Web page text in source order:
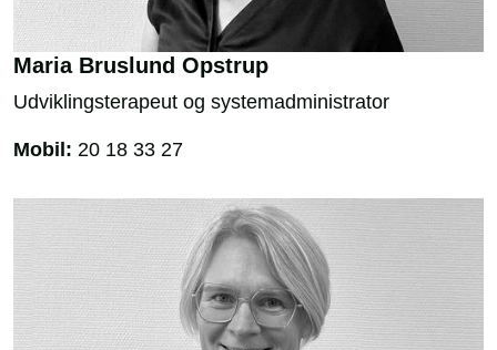
Maria Bruslund Opstrup
Udviklingsterapeut og systemadministrator
Mobil: 20 18 33 27